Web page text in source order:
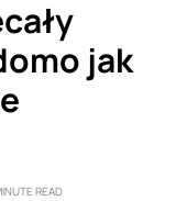
jak
READ